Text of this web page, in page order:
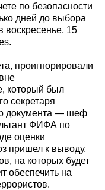
по безопасности
дней до выбора
воскресенье, 15
проигнорировали
который был
секретаря
документа — шеф
ФИФА по
оценки
пришел к выводу,
на которых будет
обеспечить на